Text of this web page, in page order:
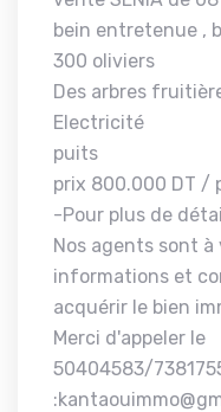
bein entretenue ,
300 oliviers
Des arbres
Electricité
puits
prix 800.000 DT /
-Pour plus de
Nos agents sont
informations et
acquérir le bien
Merci d'appeler le
50404583/